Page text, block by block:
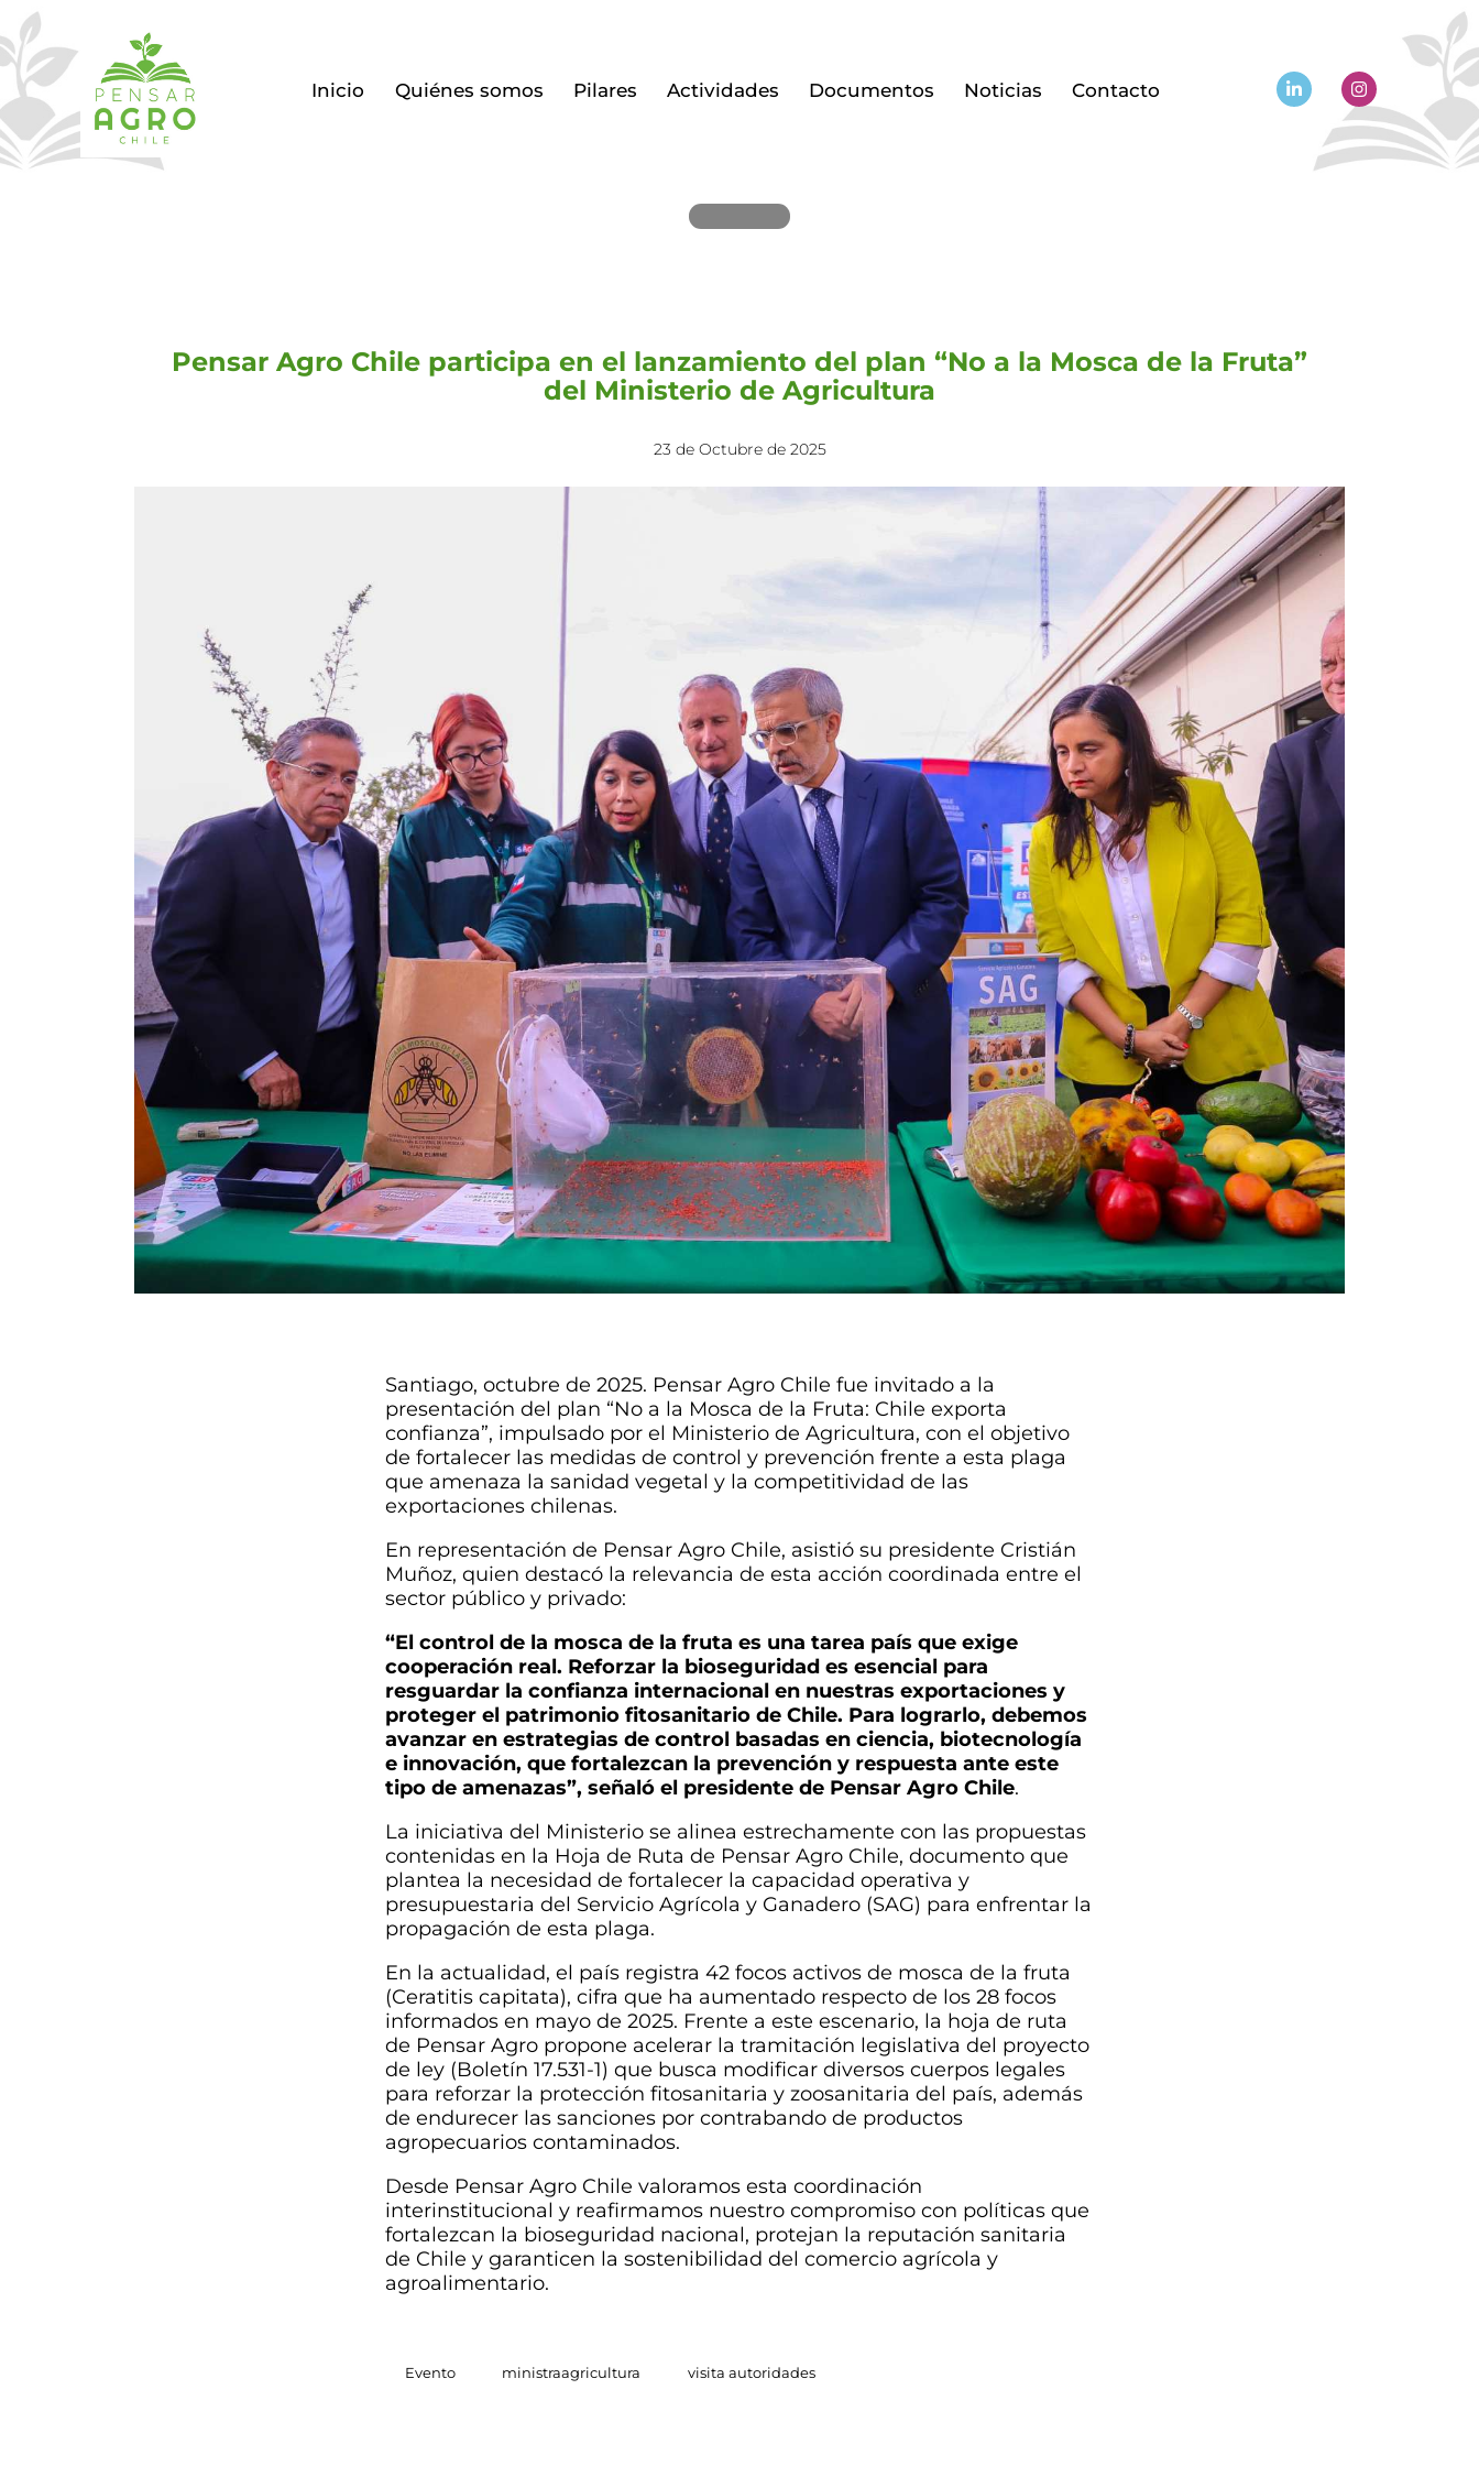
Inicio Quiénes somos Pilares Actividades Documentos Noticias Contacto
Pensar Agro Chile participa en el lanzamiento del plan “No a la Mosca de la Fruta”
del Ministerio de Agricultura
23 de Octubre de 2025
Santiago, octubre de 2025. Pensar Agro Chile fue invitado a la
presentación del plan “No a la Mosca de la Fruta: Chile exporta
confianza”, impulsado por el Ministerio de Agricultura, con el objetivo
de fortalecer las medidas de control y prevención frente a esta plaga
que amenaza la sanidad vegetal y la competitividad de las
exportaciones chilenas.
En representación de Pensar Agro Chile, asistió su presidente Cristián
Muñoz, quien destacó la relevancia de esta acción coordinada entre el
sector público y privado:
“El control de la mosca de la fruta es una tarea país que exige
cooperación real. Reforzar la bioseguridad es esencial para
resguardar la confianza internacional en nuestras exportaciones y
proteger el patrimonio fitosanitario de Chile. Para lograrlo, debemos
avanzar en estrategias de control basadas en ciencia, biotecnología
e innovación, que fortalezcan la prevención y respuesta ante este
tipo de amenazas”, señaló el presidente de Pensar Agro Chile.
La iniciativa del Ministerio se alinea estrechamente con las propuestas
contenidas en la Hoja de Ruta de Pensar Agro Chile, documento que
plantea la necesidad de fortalecer la capacidad operativa y
presupuestaria del Servicio Agrícola y Ganadero (SAG) para enfrentar la
propagación de esta plaga.
En la actualidad, el país registra 42 focos activos de mosca de la fruta
(Ceratitis capitata), cifra que ha aumentado respecto de los 28 focos
informados en mayo de 2025. Frente a este escenario, la hoja de ruta
de Pensar Agro propone acelerar la tramitación legislativa del proyecto
de ley (Boletín 17.531-1) que busca modificar diversos cuerpos legales
para reforzar la protección fitosanitaria y zoosanitaria del país, además
de endurecer las sanciones por contrabando de productos
agropecuarios contaminados.
Desde Pensar Agro Chile valoramos esta coordinación
interinstitucional y reafirmamos nuestro compromiso con políticas que
fortalezcan la bioseguridad nacional, protejan la reputación sanitaria
de Chile y garanticen la sostenibilidad del comercio agrícola y
agroalimentario.
Evento ministraagricultura visita autoridades